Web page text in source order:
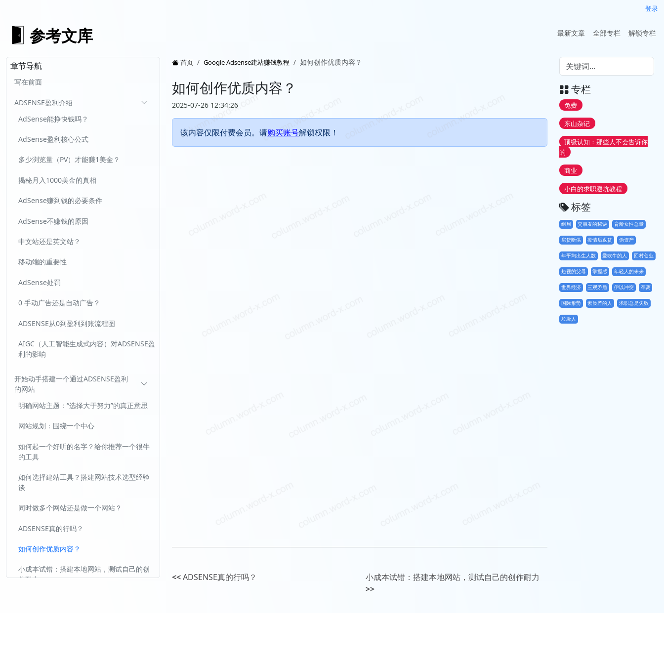
登录
参考文库 最新文章 全部专栏 解锁专栏
章节导航
写在前面
ADSENSE盈利介绍
AdSense能挣快钱吗？
AdSense盈利核心公式
多少浏览量（PV）才能赚1美金？
揭秘月入1000美金的真相
AdSense赚到钱的必要条件
AdSense不赚钱的原因
中文站还是英文站？
移动端的重要性
AdSense处罚
0 手动广告还是自动广告？
ADSENSE从0到盈利到账流程图
AIGC（人工智能生成式内容）对ADSENSE盈
利的影响
开始动手搭建一个通过ADSENSE盈利
的网站
明确网站主题：“选择大于努力”的真正意思
网站规划：围绕一个中心
如何起一个好听的名字？给你推荐一个很牛
的工具
如何选择建站工具？搭建网站技术选型经验
谈
同时做多个网站还是做一个网站？
ADSENSE真的行吗？
如何创作优质内容？
小成本试错：搭建本地网站，测试自己的创
作耐力
首页 Google Adsense建站赚钱教程 如何创作优质内容？
如何创作优质内容？
2025-07-26 12:34:26
该内容仅限付费会员。请购买账号解锁权限！
<<ADSENSE真的行吗？
小成本试错：搭建本地网站，测试自己的创作耐力
>>
专栏
免费
东山杂记
顶级认知：那些人不会告诉你
的
商业
小白的求职避坑教程
标签
组局 交朋友的秘诀 育龄女性总量
房贷断供 疫情后返贫 伪资产
年平均出生人数 爱吹牛的人 回村创业
短视的父母 掌握感 年轻人的未来
世界经济 三观矛盾 伊以冲突 卒离
国际形势 素质差的人 求职总是失败
垃圾人